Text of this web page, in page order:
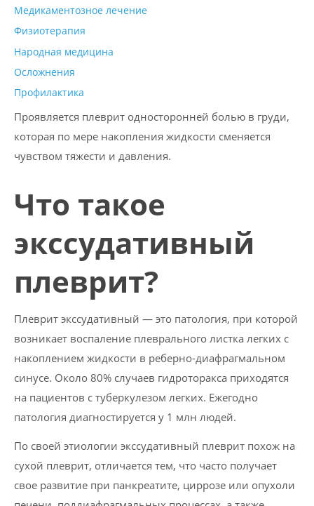
Медикаментозное лечение
Физиотерапия
Народная медицина
Осложнения
Профилактика
Проявляется плеврит односторонней болью в груди,
которая по мере накопления жидкости сменяется
чувством тяжести и давления.
Что такое
экссудативный
плеврит?
Плеврит экссудативный — это патология, при которой
возникает воспаление плеврального листка легких с
накоплением жидкости в реберно-диафрагмальном
синусе. Около 80% случаев гидроторакса приходятся
на пациентов с туберкулезом легких. Ежегодно
патология диагностируется у 1 млн людей.
По своей этиологии экссудативный плеврит похож на
сухой плеврит, отличается тем, что часто получает
свое развитие при панкреатите, циррозе или опухоли